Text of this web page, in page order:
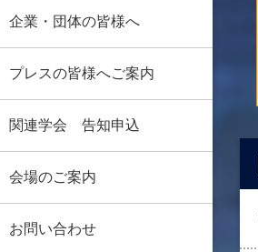
企業・団体の皆様へ
プレスの皆様へご案内
関連学会 告知申込
会場のご案内
お問い合わせ